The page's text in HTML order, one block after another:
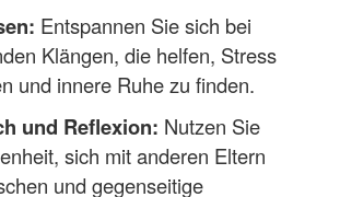
Entspannen Sie sich bei
Klängen, die helfen, Stress
und innere Ruhe zu finden.
und Reflexion: Nutzen Sie
sich mit anderen Eltern
und gegenseitige